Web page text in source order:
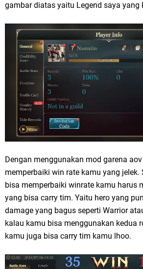
gambar diatas yaitu Legend saya yang
Dengan menggunakan mod garena
memperbaiki win rate kamu yang jelek.
bisa memperbaiki winrate kamu harus
yang bisa carry tim. Yaitu hero yang
damage yang bagus seperti Warrior
kalau kamu bisa menggunakan kedua
kamu juga bisa carry tim kamu lhoo.